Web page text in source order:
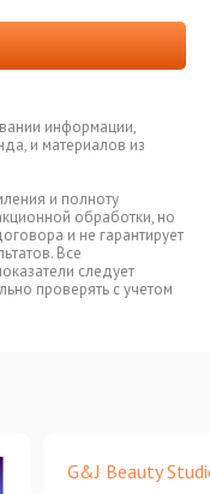
информации,
и материалов из
и полноту
обработки, но
и не гарантирует
Все
следует
проверять с учетом
G&J Beauty